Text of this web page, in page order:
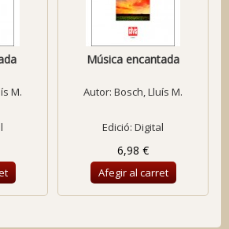
M.
Música encantada
Autor: Bosch, Lluís M.
Edició: Digital
6,98 €
Afegir al carret